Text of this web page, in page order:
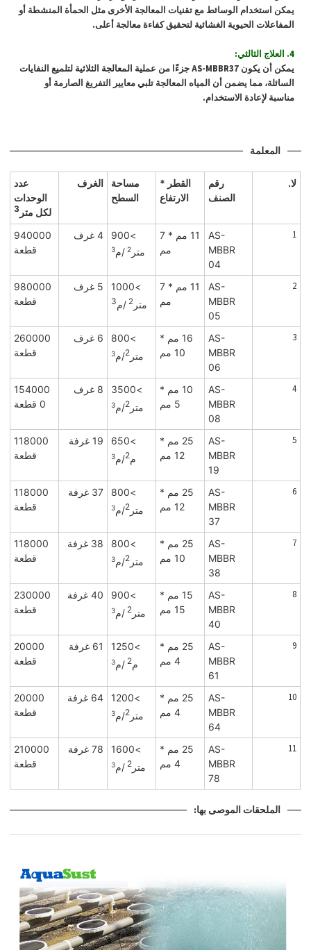
يمكن استخدام الوسائط مع تقنيات المعالجة الأخرى مثل الحمأة المنشطة أو
المفاعلات الحيوية الغشائية لتحقيق كفاءة معالجة أعلى.
4. العلاج الثالثي:
يمكن أن يكون AS-MBBR37 جزءًا من عملية المعالجة الثلاثية لتلميع النفايات
السائلة، مما يضمن أن المياه المعالجة تلبي معايير التفريغ الصارمة أو
مناسبة لإعادة الاستخدام.
المعلمة
لا.
رقم
الصنف
القطر *
الارتفاع
مساحة
السطح
الغرف
عدد
الوحدات
لكل متر 3
1
AS-
MBBR
04
11 مم * 7
مم
>900
متر 2 /م3
4 غرف
940000
قطعة
2
AS-
MBBR
05
11 مم * 7
مم
>1000
متر 2 /م3
5 غرف
980000
قطعة
3
AS-
MBBR
06
16 مم *
10 مم
>800
متر 2/م3
6 غرف
260000
قطعة
4
AS-
MBBR
08
10 مم *
5 مم
>3500
متر 2/م3
8 غرف
154000
0 قطعة
5
AS-
MBBR
19
25 مم *
12 مم
>650
م2/م3
19 غرفة
118000
قطعة
6
AS-
MBBR
37
25 مم *
12 مم
>800
متر 2/م3
37 غرفة
118000
قطعة
7
AS-
MBBR
38
25 مم *
10 مم
>800
متر 2/م3
38 غرفة
118000
قطعة
8
AS-
MBBR
40
15 مم *
15 مم
>900
متر 2 /م3
40 غرفة
230000
قطعة
9
AS-
MBBR
61
25 مم *
4 مم
>1250
م2 /م3
61 غرفة
20000
قطعة
10
AS-
MBBR
64
25 مم *
4 مم
>1200
متر 2/م3
64 غرفة
20000
قطعة
11
AS-
MBBR
78
25 مم *
4 مم
>1600
متر 2 /م3
78 غرفة
210000
قطعة
الملحقات الموصى بها: